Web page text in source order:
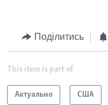
Поділитись
This item is part of
Актуально США